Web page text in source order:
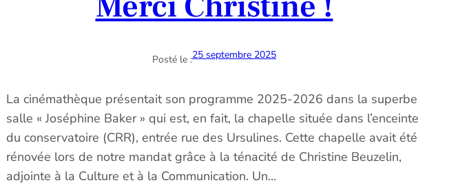
Posté le :25 septembre 2025
La cinémathèque présentait son programme 2025-2026 dans la superbe
salle « Joséphine Baker » qui est, en fait, la chapelle située dans l’enceinte
du conservatoire (CRR), entrée rue des Ursulines. Cette chapelle avait été
rénovée lors de notre mandat grâce à la ténacité de Christine Beuzelin,
adjointe à la Culture et à la Communication. Un…